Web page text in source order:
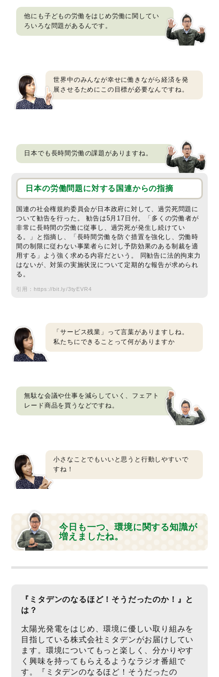
他にも子どもの労働をはじめ労働に関してい
ろいろな問題があるんです。
世界中のみんなが幸せに働きながら経済を発
展させるためにこの目標が必要なんですね。
日本でも長時間労働の課題がありますね。
日本の労働問題に対する国連からの指摘
国連の社会権規約委員会が日本政府に対して、過労死問題に
ついて勧告を行った。 勧告は5月17日付。「多くの労働者が
非常に長時間の労働に従事し、過労死が発生し続けてい
る。」と指摘し、「長時間労働を防ぐ措置を強化し、労働時
間の制限に従わない事業者らに対し予防効果のある制裁を適
用する」よう強く求める内容だという。 同勧告に法的拘束力
はないが、対策の実施状況について定期的な報告が求められ
る。
引用： https://bit.ly/3tyEVR4
「サービス残業」って言葉がありますしね。
私たちにできることって何がありますか
無駄な会議や仕事を減らしていく、フェアト
レード商品を買うなどですね。
小さなことでもいいと思うと行動しやすいで
すね！
今日も一つ、環境に関する知識が
増えましたね。
『ミタデンのなるほど！そうだったのか！』と
は？
太陽光発電をはじめ、環境に優しい取り組みを
目指している株式会社ミタデンがお届けしてい
ます。環境についてもっと楽しく、分かりやす
く興味を持ってもらえるようなラジオ番組で
す。『ミタデンのなるほど！そうだったの